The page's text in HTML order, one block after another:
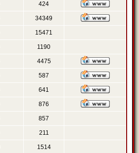
424
34349
15471
1190
4475
587
641
876
857
211
1514